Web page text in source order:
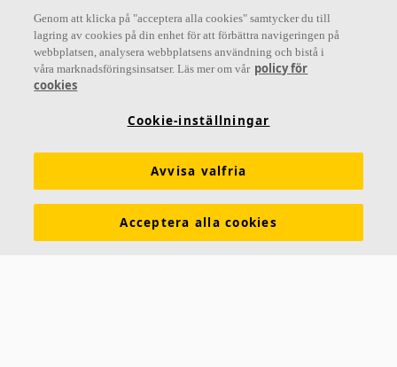
Letar du efter?
Kulörer och ytskikt Funktionskrav Mängdkalkylator
Prislistor Broschyrer The Lab Virtual Reality
Nyhetsrum
Genom att klicka på "acceptera alla cookies" samtycker du till
lagring av cookies på din enhet för att förbättra navigeringen på
webbplatsen, analysera webbplatsens användning och bistå i
våra marknadsföringsinsatser. Läs mer om vår policy för
cookies
Cookie-inställningar
Avvisa valfria
Acceptera alla cookies